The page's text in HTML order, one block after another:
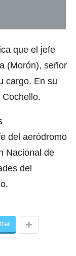
que el jefe
(Morón), señor
cargo. En su
del aeródromo
Nacional de
del